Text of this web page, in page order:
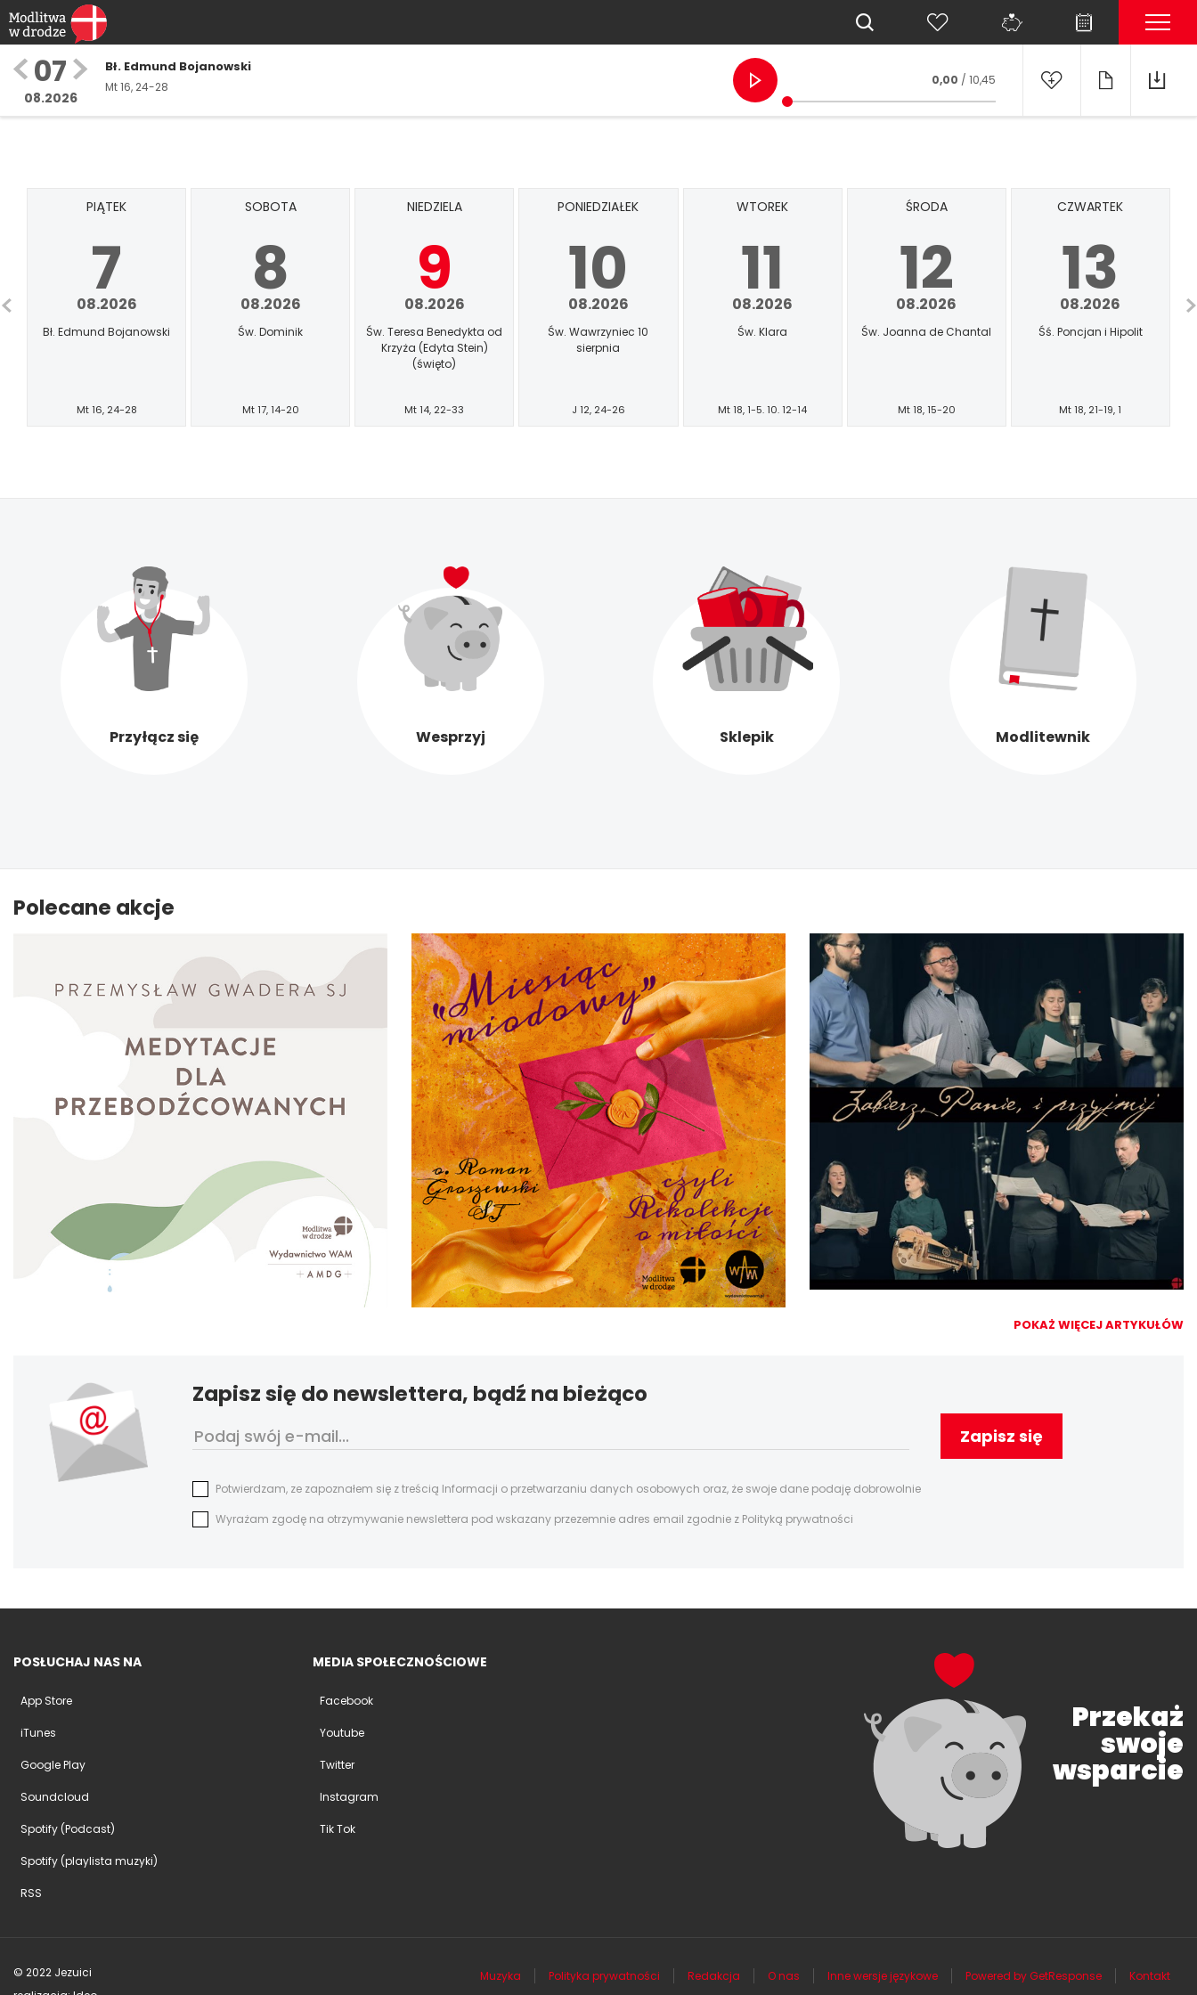
07
08.2026
Bł. Edmund Bojanowski
Mt 16, 24-28 0,00 / 10,45
PIĄTEK
7
08.2026
Bł. Edmund Bojanowski
Mt 16, 24-28
SOBOTA
8
08.2026
Św. Dominik
Mt 17, 14-20
NIEDZIELA
9
08.2026
Św. Teresa Benedykta od
Krzyża (Edyta Stein)
(święto)
Mt 14, 22-33
PONIEDZIAŁEK
10
08.2026
Św. Wawrzyniec 10
sierpnia
J 12, 24-26
WTOREK
11
08.2026
Św. Klara
Mt 18, 1-5. 10. 12-14
ŚRODA
12
08.2026
Św. Joanna de Chantal
Mt 18, 15-20
CZWARTEK
13
08.2026
Śś. Poncjan i Hipolit
Mt 18, 21-19, 1
Przyłącz się Wesprzyj Sklepik Modlitewnik
Polecane akcje
POKAŻ WIĘCEJ ARTYKUŁÓW
Zapisz się do newslettera, bądź na bieżąco
Zapisz się
Potwierdzam, ze zapoznałem się z treścią Informacji o przetwarzaniu danych osobowych oraz, że swoje dane podaję dobrowolnie
Wyrażam zgodę na otrzymywanie newslettera pod wskazany przezemnie adres email zgodnie z Polityką prywatności
POSŁUCHAJ NAS NA
App Store
iTunes
Google Play
Soundcloud
Spotify (Podcast)
Spotify (playlista muzyki)
RSS
MEDIA SPOŁECZNOŚCIOWE
Facebook
Youtube
Twitter
Instagram
Tik Tok
Przekaż
swoje
wsparcie
© 2022 Jezuici
Muzyka Polityka prywatności Redakcja O nas Inne wersje językowe Powered by GetResponse Kontakt